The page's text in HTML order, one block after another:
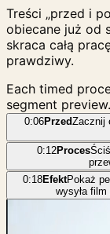
Treści „przed i
obiecane już od
skraca całą
prawdziwy.
Each timed
segment preview.
0:06PrzedZacznij
0:12Proces
0:18EfektPokaż
wysyła